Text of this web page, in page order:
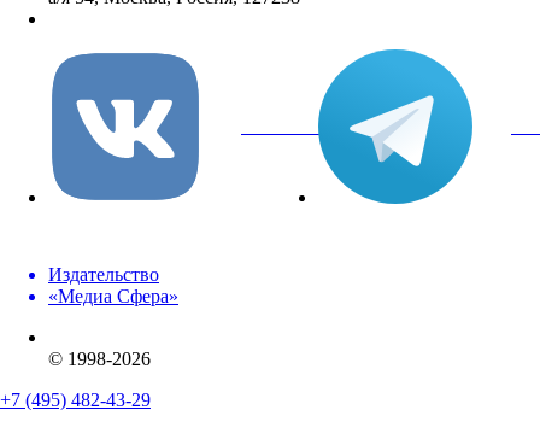
вКонтакте
Издательство
«Медиа Сфера»
© 1998-2026
+7 (495) 482-43-29